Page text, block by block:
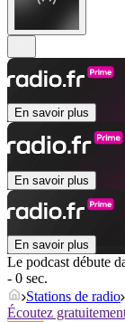
En savoir plus
En savoir plus
En savoir plus
Le podcast débute
- 0 sec.
Stations de radio
Écoutez